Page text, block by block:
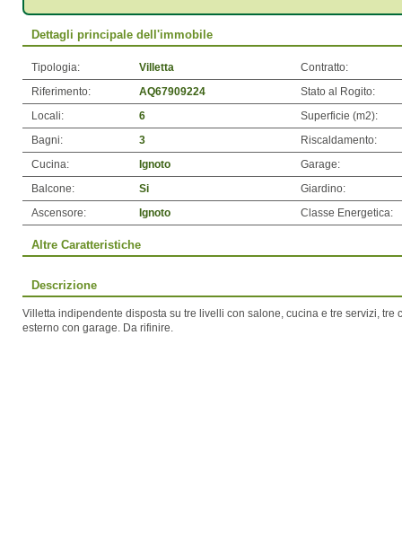
Dettagli principale dell'immobile
Tipologia: Villetta
Contratto:
Riferimento:
AQ67909224
Stato al Rogito:
Locali:
6 Superficie (m2):
Bagni:
3
Riscaldamento:
Cucina:
Ignoto
Garage:
Balcone:
Si
Giardino:
Ascensore:
Ignoto Classe Energetica:
Altre Caratteristiche
Descrizione
Villetta indipendente disposta su tre livelli con salone, cucina e tre servizi, tre
esterno con garage. Da rifinire.